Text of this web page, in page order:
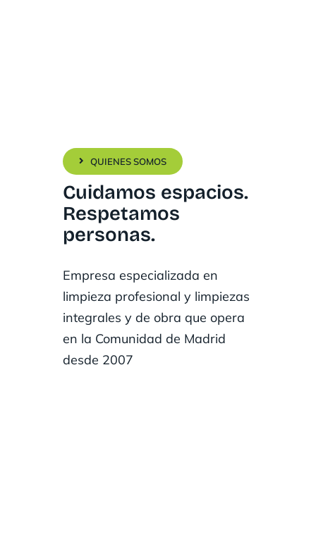
QUIENES SOMOS
Cuidamos espacios.
Respetamos
personas.
Empresa especializada en
limpieza profesional y limpiezas
integrales y de obra que opera
en la Comunidad de Madrid
desde 2007